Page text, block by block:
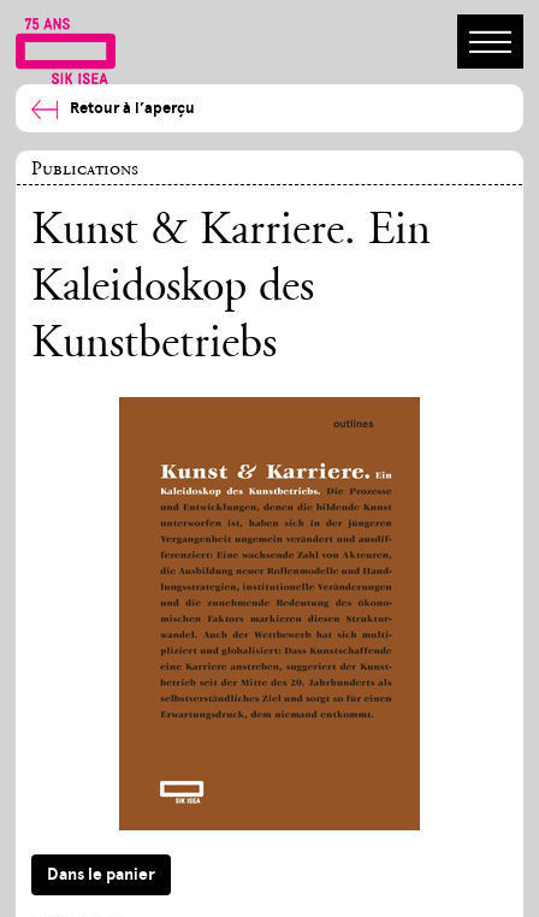
Retour à l’aperçu
Publications
Kunst & Karriere. Ein
Kaleidoskop des
Kunstbetriebs